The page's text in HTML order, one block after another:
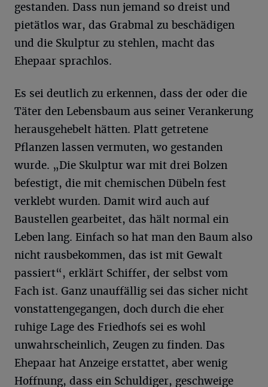
gestanden. Dass nun jemand so dreist und
pietätlos war, das Grabmal zu beschädigen
und die Skulptur zu stehlen, macht das
Ehepaar sprachlos.
Es sei deutlich zu erkennen, dass der oder die
Täter den Lebensbaum aus seiner Verankerung
herausgehebelt hätten. Platt getretene
Pflanzen lassen vermuten, wo gestanden
wurde. „Die Skulptur war mit drei Bolzen
befestigt, die mit chemischen Dübeln fest
verklebt wurden. Damit wird auch auf
Baustellen gearbeitet, das hält normal ein
Leben lang. Einfach so hat man den Baum also
nicht rausbekommen, das ist mit Gewalt
passiert“, erklärt Schiffer, der selbst vom
Fach ist. Ganz unauffällig sei das sicher nicht
vonstattengegangen, doch durch die eher
ruhige Lage des Friedhofs sei es wohl
unwahrscheinlich, Zeugen zu finden. Das
Ehepaar hat Anzeige erstattet, aber wenig
Hoffnung, dass ein Schuldiger, geschweige